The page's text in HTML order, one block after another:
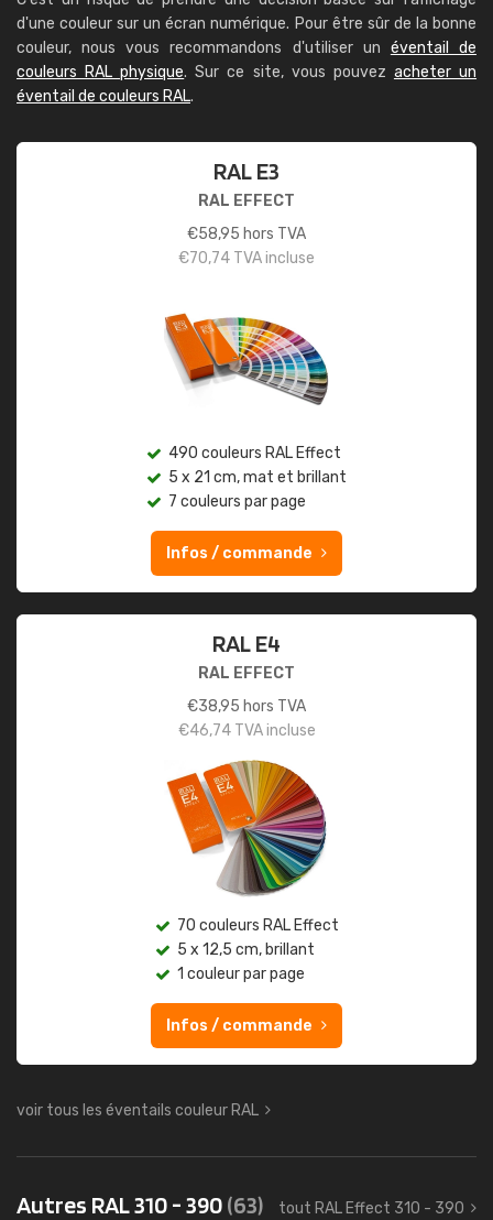
d'une couleur sur un écran numérique. Pour être sûr de la bonne
couleur, nous vous recommandons d'utiliser un éventail de
couleurs RAL physique. Sur ce site, vous pouvez acheter un
éventail de couleurs RAL.
RAL E3
RAL EFFECT
€58,95 hors TVA
€70,74 TVA incluse
490 couleurs RAL Effect
5 x 21 cm, mat et brillant
7 couleurs par page
Infos / commande
RAL E4
RAL EFFECT
€38,95 hors TVA
€46,74TVA incluse
70 couleurs RAL Effect
5 x 12,5 cm, brillant
1 couleur par page
Infos / commande
voir tous les éventails couleur RAL
Autres RAL 310 - 390(63) tout RAL Effect 310 - 390